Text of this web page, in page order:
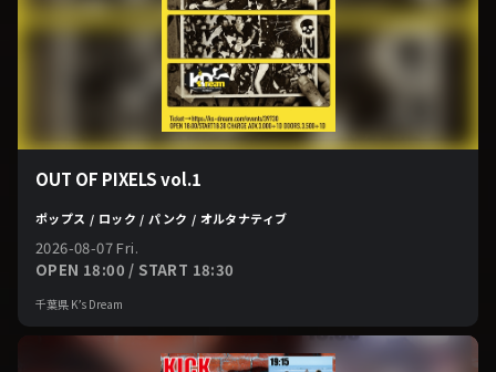
OUT OF PIXELS vol.1
ポップス / ロック / パンク / オルタナティブ
2026-08-07 Fri.
OPEN 18:00 / START 18:30
千葉県 K’s Dream